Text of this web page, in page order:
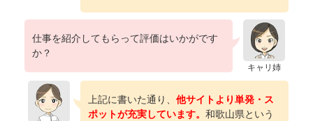
キャリ姉
仕事を紹介してもらって評価はいかがです
か？
上記に書いた通り、 他サイトより単発・ス
ポットが充実しています。 和歌山県という